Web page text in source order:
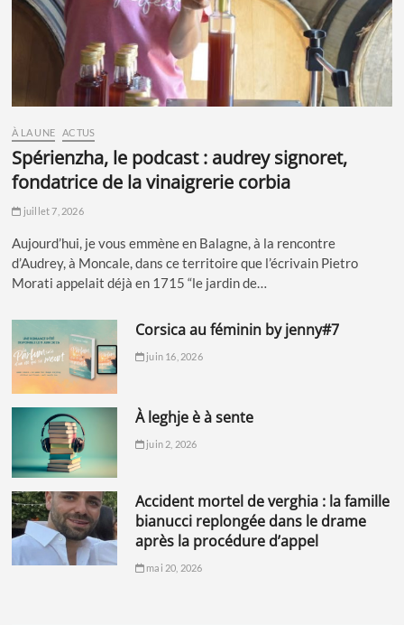
À LA UNE ACTUS
spérienzha, le podcast : audrey signoret,
fondatrice de la vinaigrerie corbia
juillet 7, 2026
Aujourd’hui, je vous emmène en Balagne, à la rencontre
d’Audrey, à Moncale, dans ce territoire que l’écrivain Pietro
Morati appelait déjà en 1715 “le jardin de…
corsica au féminin by jenny#7
juin 16, 2026
à leghje è à sente
juin 2, 2026
accident mortel de verghia : la famille
bianucci replongée dans le drame
après la procédure d’appel
mai 20, 2026